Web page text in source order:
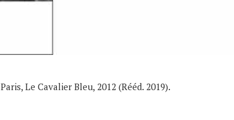
Paris, Le Cavalier Bleu, 2012 (Rééd. 2019).